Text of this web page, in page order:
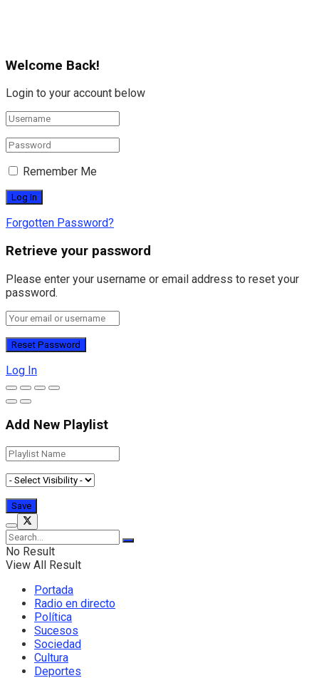
Welcome Back!
Login to your account below
Remember Me
Forgotten Password?
Retrieve your password
Please enter your username or email address to reset your
password.
Log In
Add New Playlist
No Result
View All Result
Portada
Radio en directo
Política
Sucesos
Sociedad
Cultura
Deportes